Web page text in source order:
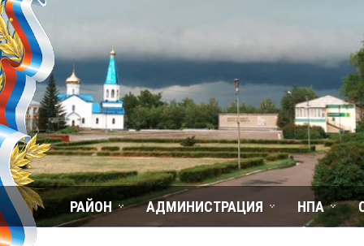
РАЙОН АДМИНИСТРАЦИЯ НПА